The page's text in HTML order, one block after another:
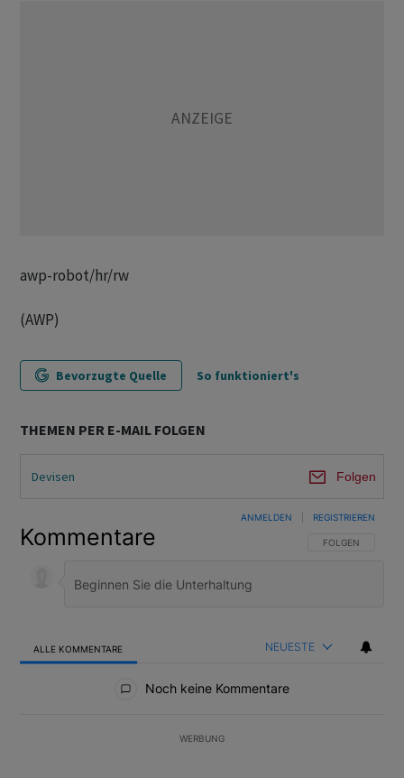
awp-robot/hr/rw
(AWP)
Bevorzugte Quelle So funktioniert's
THEMEN PER E-MAIL FOLGEN
Devisen Folgen
Kommentare FOLGE DIESER
FOLGEN
ANMELDEN REGISTRIEREN
ALLE KOMMENTARE NEUESTE
Noch keine Kommentare
WERBUNG